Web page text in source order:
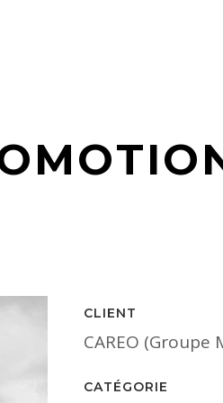
CLIENT
CAREO (Groupe
CATÉGORIE